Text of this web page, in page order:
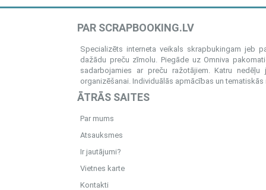
PAR SCRAPBOOKING.LV
Specializēts interneta veikals skrapbukingam jeb
dažādu preču zīmolu. Piegāde uz Omniva
sadarbojamies ar preču ražotājiem. Katru
organizēšanai. Individuālās apmācības un
ĀTRĀS SAITES
Par mums
Atsauksmes
Ir jautājumi?
Vietnes karte
Kontakti